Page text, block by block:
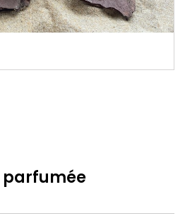
parfumée